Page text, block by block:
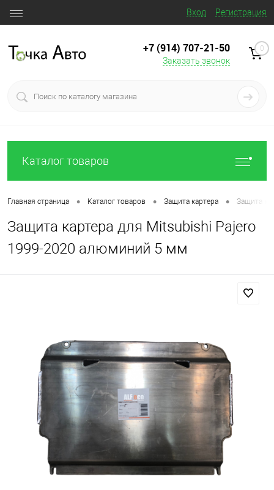
Вход Регистрация
+7 (914) 707‒21‒50
Заказать звонок
0
Каталог товаров
Главная страница • Каталог товаров • Защита картера • Защита
Защита картера для Mitsubishi Pajero
1999-2020 алюминий 5 мм